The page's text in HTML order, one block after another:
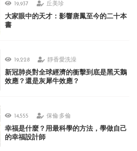
19,937 丘美珍
大家眼中的天才：影響唐鳳至今的二十本
書
19,228 靜香愛洗澡
新冠肺炎對全球經濟的衝擊到底是黑天鵝
效應？還是灰犀牛效應？
14,555 保倫·多倫
幸福是什麼？用最科學的方法，學做自己
的幸福設計師